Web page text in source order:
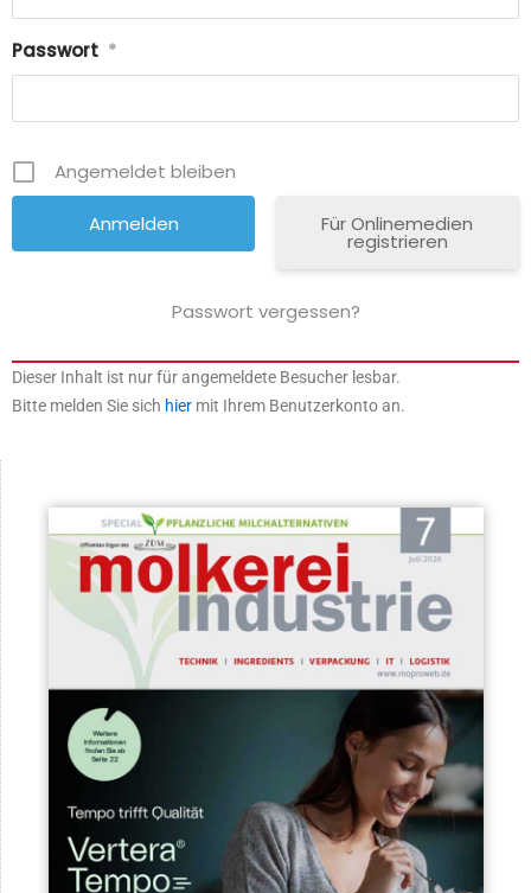
Passwort *
Angemeldet bleiben
Für Onlinemedien
registrieren
Passwort vergessen?
Dieser Inhalt ist nur für angemeldete Besucher lesbar.
Bitte melden Sie sich hier mit Ihrem Benutzerkonto an.